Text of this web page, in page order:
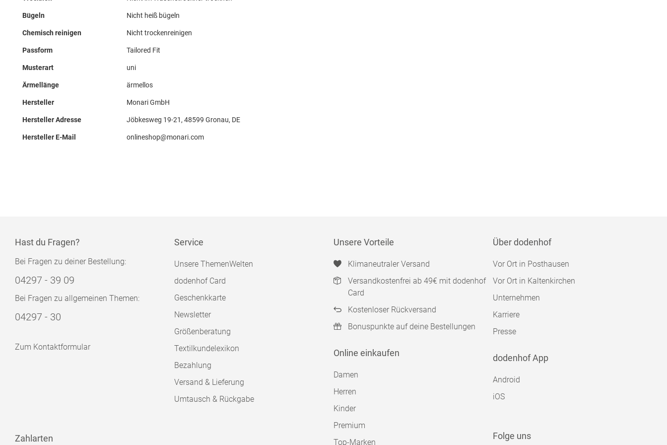
Bügeln Nicht heiß bügeln
Chemisch reinigen Nicht trockenreinigen
Passform Tailored Fit
Musterart uni
Ärmellänge ärmellos
Hersteller Monari GmbH
Hersteller Adresse Jöbkesweg 19-21, 48599 Gronau, DE
Hersteller E-Mail onlineshop@monari.com
Hast du Fragen?
Bei Fragen zu deiner Bestellung:
04297 - 39 09
Bei Fragen zu allgemeinen Themen:
04297 - 30
Zum Kontaktformular
Service
Unsere ThemenWelten
dodenhof Card
Geschenkkarte
Newsletter
Größenberatung
Textilkundelexikon
Bezahlung
Versand & Lieferung
Umtausch & Rückgabe
Unsere Vorteile
Klimaneutraler Versand
Versandkostenfrei ab 49€ mit dodenhof
Card
Kostenloser Rückversand
Bonuspunkte auf deine Bestellungen
Online einkaufen
Damen
Herren
Kinder
Premium
Top-Marken
Über dodenhof
Vor Ort in Posthausen
Vor Ort in Kaltenkirchen
Unternehmen
Karriere
Presse
dodenhof App
Android
iOS
Zahlarten Folge uns